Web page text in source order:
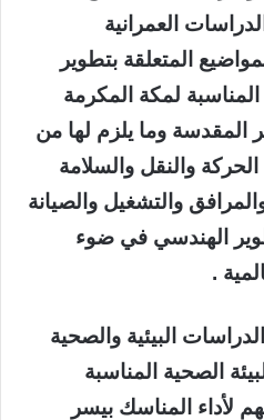
العمرانية
المتعلقة بتطوير
المناسبة لمكة المكرمة
المقدسة وما يلزم لها من
والنقل والسلامة
والتشغيل والصيانة
الهندسي في ضوء
.
البيئية والصحية
الصحية المناسبة
لأداء المناسك بيسر